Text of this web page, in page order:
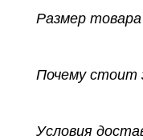
Размер товара
Почему стоит
Условия